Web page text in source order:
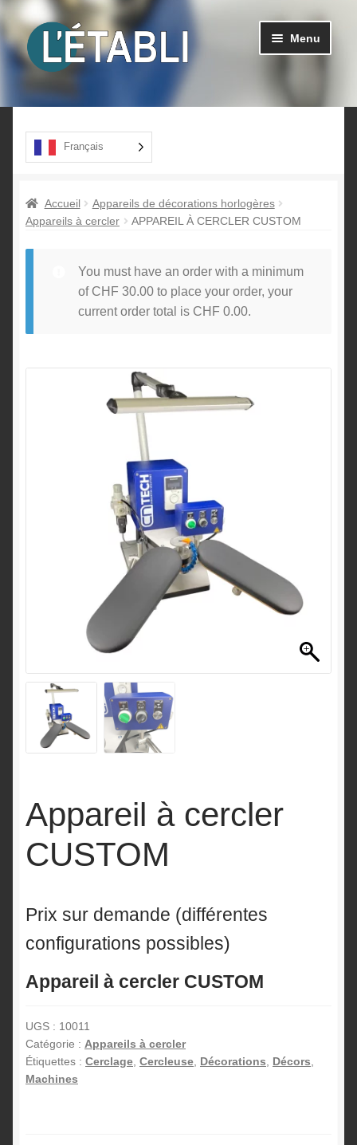
Aller
à
Aller
au
contenu
Menu
Produits
le
A propos
Français
Accueil
Appareils de décorations horlogères
Appareils à cercler
APPAREIL À CERCLER CUSTOM
You must have an order with a minimum
of CHF 30.00to place your order, your
current order total is CHF 0.00.
Appareil à cercler
CUSTOM
Prix sur demande (différentes
configurations possibles)
Appareil à cercler CUSTOM
UGS : 10011
Catégorie : Appareils à cercler
Étiquettes : Cerclage Cercleuse Décorations Décors
Machines